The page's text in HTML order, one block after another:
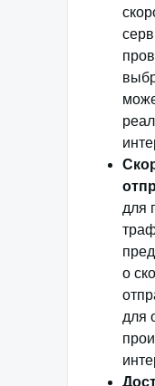
для
о
для